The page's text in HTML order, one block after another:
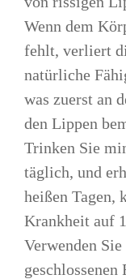
Wenn dem
fehlt, verliert
natürliche
was zuerst an
den Lippen
Trinken Sie
täglich, und
heißen
Krankheit auf
Verwenden